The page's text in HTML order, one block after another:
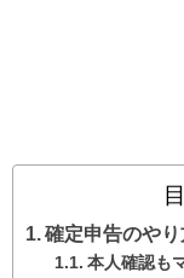
目
確定申告のや
本人確認も